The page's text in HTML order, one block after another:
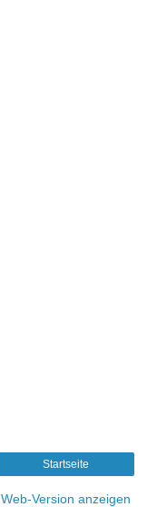
Startseite
Web-Version anzeigen